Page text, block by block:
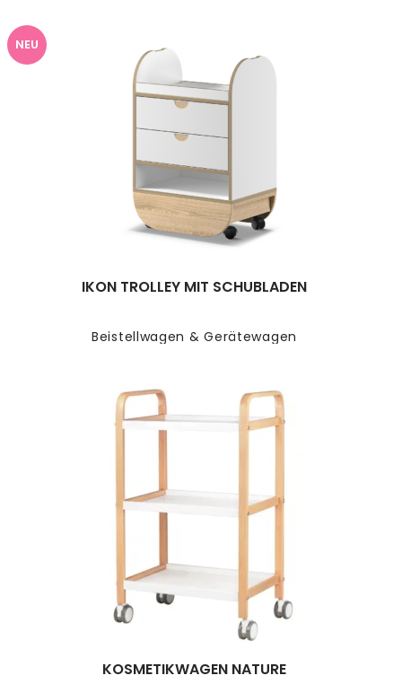
NEU
Beistellwagen & Gerätewagen
IKON TROLLEY MIT SCHUBLADEN
KOSMETIKWAGEN NATURE